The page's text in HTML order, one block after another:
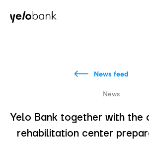
Individuals
News feed
News
Yelo Bank together with the
rehabilitation center